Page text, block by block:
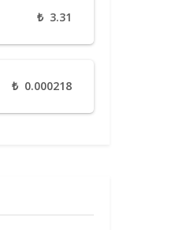
₺ 3.31
₺ 0.000218